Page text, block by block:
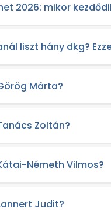
2026: mikor
liszt hány dkg?
Márta?
Zoltán?
Németh Vilmos?
Judit?